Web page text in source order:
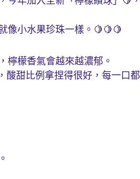
像小水果珍珠一樣。🍋🍋🍋
檸檬香氣會越來越濃郁。
酸甜比例拿捏得很好，每一口